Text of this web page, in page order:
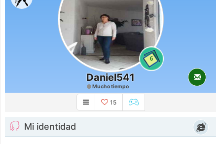
6
Daniel541
Mucho tiempo
15
Mi identidad